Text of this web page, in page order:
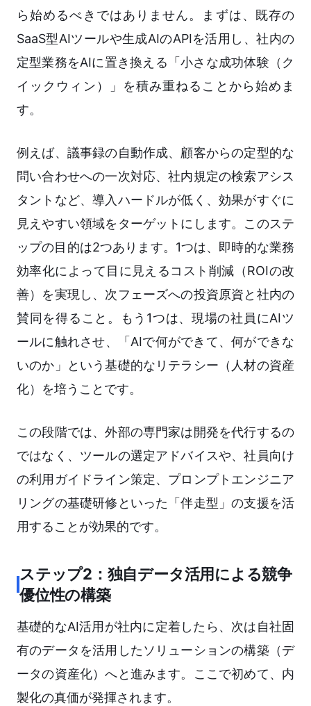
ら始めるべきではありません。まずは、既存の
SaaS型AIツールや生成AIのAPIを活用し、社内の
定型業務をAIに置き換える「小さな成功体験（ク
イックウィン）」を積み重ねることから始めま
す。
例えば、議事録の自動作成、顧客からの定型的な
問い合わせへの一次対応、社内規定の検索アシス
タントなど、導入ハードルが低く、効果がすぐに
見えやすい領域をターゲットにします。このステ
ップの目的は2つあります。1つは、即時的な業務
効率化によって目に見えるコスト削減（ROIの改
善）を実現し、次フェーズへの投資原資と社内の
賛同を得ること。もう1つは、現場の社員にAIツ
ールに触れさせ、「AIで何ができて、何ができな
いのか」という基礎的なリテラシー（人材の資産
化）を培うことです。
この段階では、外部の専門家は開発を代行するの
ではなく、ツールの選定アドバイスや、社員向け
の利用ガイドライン策定、プロンプトエンジニア
リングの基礎研修といった「伴走型」の支援を活
用することが効果的です。
ステップ2：独自データ活用による競争
優位性の構築
基礎的なAI活用が社内に定着したら、次は自社固
有のデータを活用したソリューションの構築（デ
ータの資産化）へと進みます。ここで初めて、内
製化の真価が発揮されます。